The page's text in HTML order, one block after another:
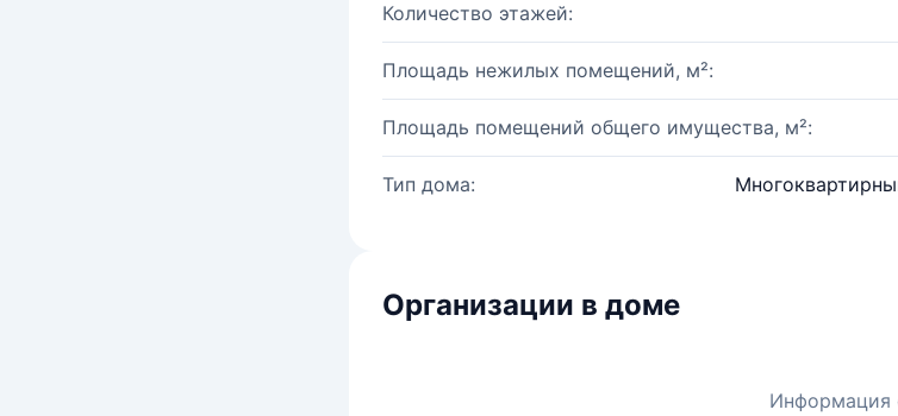
Количество этажей:
Площадь нежилых помещений, м²:
Площадь помещений общего имущества, м²:
Тип дома:
Организации в доме
Информация